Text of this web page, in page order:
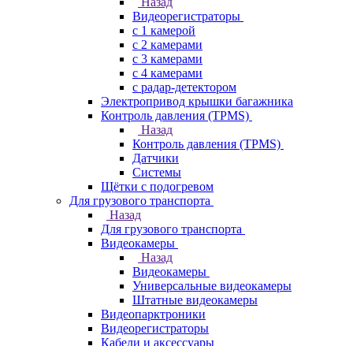
Видеорегистраторы
с 1 камерой
с 2 камерами
с 3 камерами
с 4 камерами
с радар-детектором
Электропривод крышки багажника
Контроль давления (TPMS)
Назад
Контроль давления (TPMS)
Датчики
Системы
Щётки с подогревом
Для грузового транспорта
Назад
Для грузового транспорта
Видеокамеры
Назад
Видеокамеры
Универсальные видеокамеры
Штатные видеокамеры
Видеопарктроники
Видеорегистраторы
Кабели и аксессуары